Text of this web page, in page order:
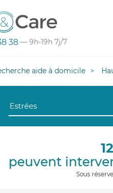
38 — 9h-19h 7j/7
aide à domicile
peuvent
Sous